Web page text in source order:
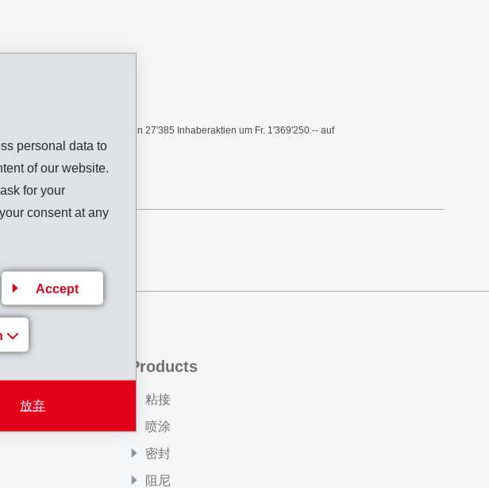
personal data to
of our website.
for your
consent at any
Accept
放弃
durch Vernichtung von 27'385 Inhaberaktien um Fr. 1'369'250.-- auf
Products
粘接
喷涂
密封
阻尼